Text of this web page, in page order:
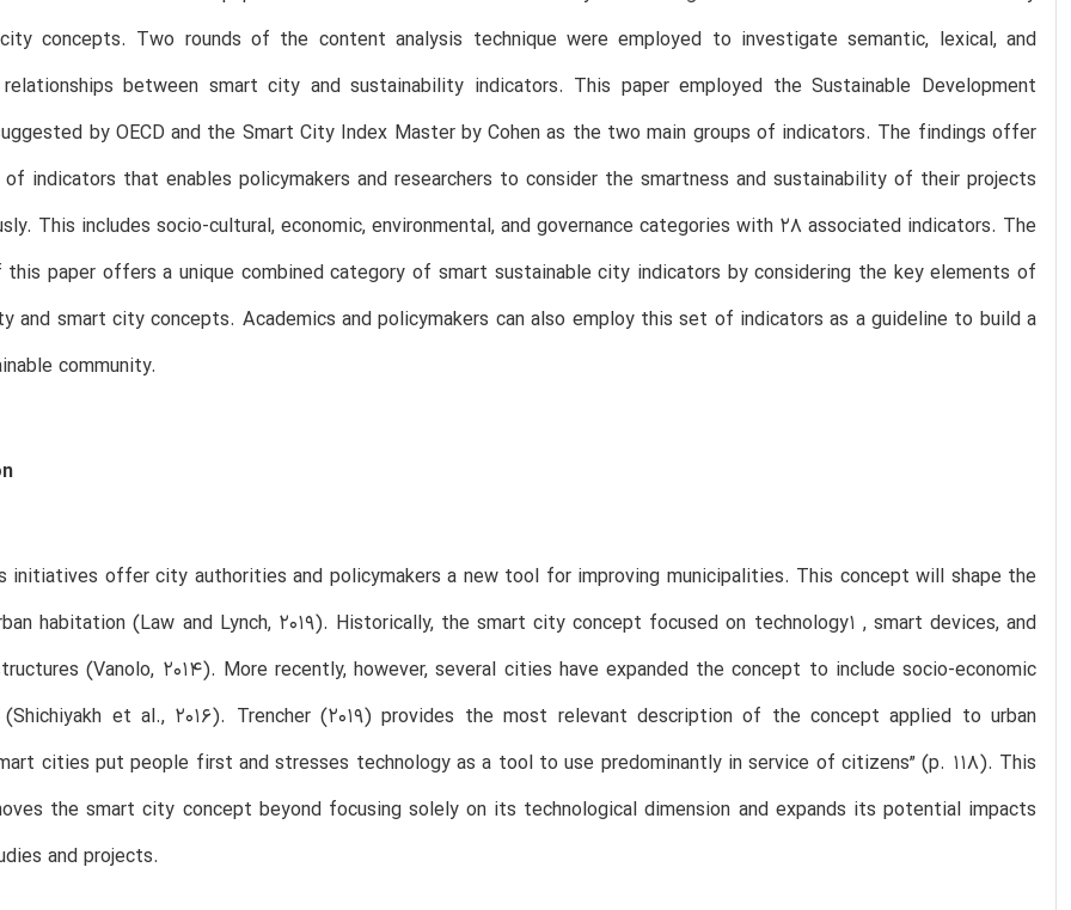
concepts. Two rounds of the content analysis technique were employed to investigate semantic, lexical, and
between smart city and sustainability indicators. This paper employed the Sustainable Development
by OECD and the Smart City Index Master by Cohen as the two main groups of indicators. The findings offer
indicators that enables policymakers and researchers to consider the smartness and sustainability of their projects
This includes socio-cultural, economic, environmental, and governance categories with 28 associated indicators. The
paper offers a unique combined category of smart sustainable city indicators by considering the key elements of
and smart city concepts. Academics and policymakers can also employ this set of indicators as a guideline to build a
community.
initiatives offer city authorities and policymakers a new tool for improving municipalities. This concept will shape the
habitation (Law and Lynch, 2019). Historically, the smart city concept focused on technology1 , smart devices, and
(Vanolo, 2014). More recently, however, several cities have expanded the concept to include socio-economic
(Shichiyakh et al., 2016). Trencher (2019) provides the most relevant description of the concept applied to urban
cities put people first and stresses technology as a tool to use predominantly in service of citizens” (p. 118). This
the smart city concept beyond focusing solely on its technological dimension and expands its potential impacts
and projects.